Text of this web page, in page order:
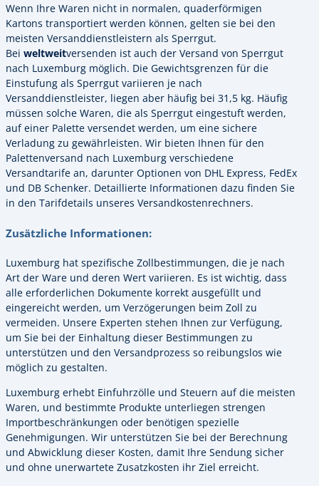
Wenn Ihre Waren nicht in normalen, quaderförmigen
Kartons transportiert werden können, gelten sie bei den
meisten Versanddienstleistern als Sperrgut.
Bei weltweitversenden ist auch der Versand von Sperrgut
nach Luxemburg möglich. Die Gewichtsgrenzen für die
Einstufung als Sperrgut variieren je nach
Versanddienstleister, liegen aber häufig bei 31,5 kg. Häufig
müssen solche Waren, die als Sperrgut eingestuft werden,
auf einer Palette versendet werden, um eine sichere
Verladung zu gewährleisten. Wir bieten Ihnen für den
Palettenversand nach Luxemburg verschiedene
Versandtarife an, darunter Optionen von DHL Express, FedEx
und DB Schenker. Detaillierte Informationen dazu finden Sie
in den Tarifdetails unseres Versandkostenrechners.
Zusätzliche Informationen:
Luxemburg hat spezifische Zollbestimmungen, die je nach
Art der Ware und deren Wert variieren. Es ist wichtig, dass
alle erforderlichen Dokumente korrekt ausgefüllt und
eingereicht werden, um Verzögerungen beim Zoll zu
vermeiden. Unsere Experten stehen Ihnen zur Verfügung,
um Sie bei der Einhaltung dieser Bestimmungen zu
unterstützen und den Versandprozess so reibungslos wie
möglich zu gestalten.
Luxemburg erhebt Einfuhrzölle und Steuern auf die meisten
Waren, und bestimmte Produkte unterliegen strengen
Importbeschränkungen oder benötigen spezielle
Genehmigungen. Wir unterstützen Sie bei der Berechnung
und Abwicklung dieser Kosten, damit Ihre Sendung sicher
und ohne unerwartete Zusatzkosten ihr Ziel erreicht.